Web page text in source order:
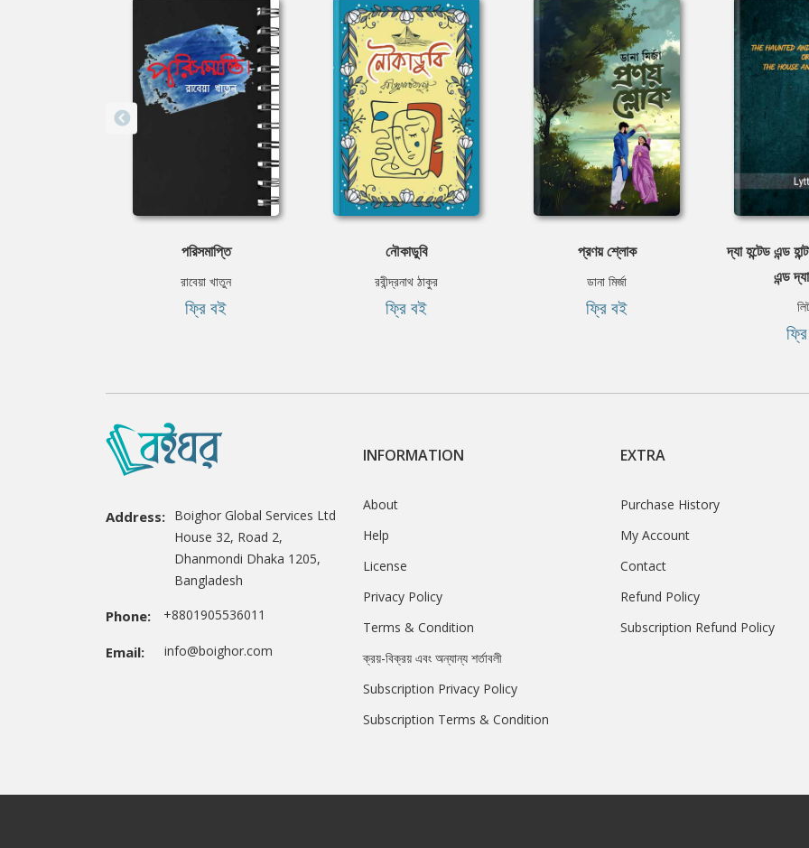
পরিসমাপ্তি
রাবেয়া খাতুন
ফ্রি বই
নৌকাডুবি
রবীন্দ্রনাথ ঠাকুর
ফ্রি বই
প্রণয় শ্লোক
ডানা মির্জা
ফ্রি বই
দ্যা হন্টেড এন্ড
এন্ড
Address: Boighor Global Services Ltd
House 32, Road 2,
Dhanmondi Dhaka 1205,
Bangladesh
Phone: +8801905536011
Email: info@boighor.com
INFORMATION
About
Help
License
Privacy Policy
Terms & Condition
ক্রয়-বিক্রয় এবং অন্যান্য শর্তাবলী
Subscription Privacy Policy
Subscription Terms & Condition
EXTRA
Purchase History
My Account
Contact
Refund Policy
Subscription Refund Policy